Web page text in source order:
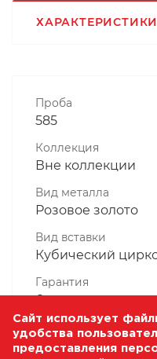
ХАРАКТЕРИСТИКИ
Проба
585
Коллекция
Вне коллекции
Вид металла
Розовое золото
Вид вставки
Кубический
Гарантия
6 месяцев
Комплектность, шт
1 Штука
Сайт использует
удобства
предоставления